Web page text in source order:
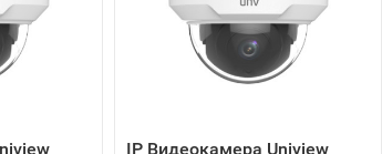
IP Видеокамера Uniview